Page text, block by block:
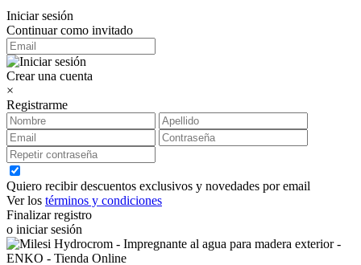
Iniciar sesión
Continuar como invitado
Crear una cuenta
×
Registrarme
Quiero recibir descuentos exclusivos y novedades por email
Ver los términos y condiciones
Finalizar registro
o iniciar sesión